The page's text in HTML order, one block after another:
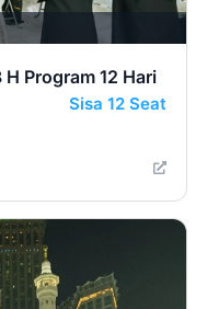
Program 12 Hari
Sisa 12 Seat